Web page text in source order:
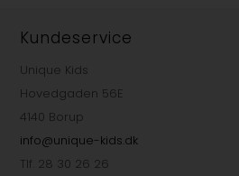
Kundeservice
Unique Kids
Hovedgaden 56E
4140 Borup
info@unique-kids.dk
Tlf. 28 30 26 26